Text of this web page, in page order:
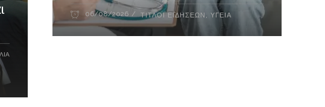
06/08/2026 ΤΊΤΛΟΙ ΕΙΔΉΣΕΩΝ ,ΥΓΕΊΑ